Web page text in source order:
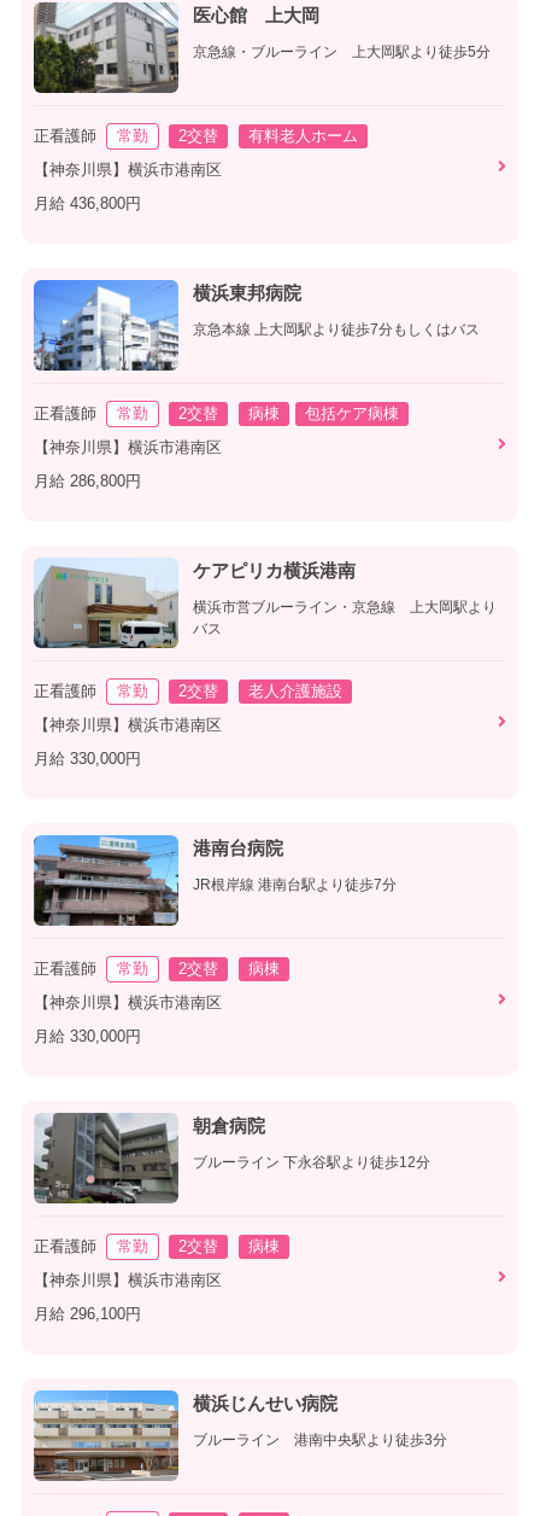
医心館 上大岡
京急線・ブルーライン 上大岡駅より徒歩5分
正看護師 常勤 2交替
有料老人ホーム
【神奈川県】横浜市港南区
月給 436,800円
横浜東邦病院
京急本線 上大岡駅より徒歩7分もしくはバス
正看護師 常勤 2交替 病棟
包括ケア病棟
【神奈川県】横浜市港南区
月給 286,800円
ケアピリカ横浜港南
横浜市営ブルーライン・京急線 上大岡駅より
バス
正看護師 常勤 2交替
老人介護施設
【神奈川県】横浜市港南区
月給 330,000円
港南台病院
JR根岸線 港南台駅より徒歩7分
正看護師 常勤 2交替
病棟
【神奈川県】横浜市港南区
月給 330,000円
朝倉病院
ブルーライン 下永谷駅より徒歩12分
正看護師 常勤 2交替
病棟
【神奈川県】横浜市港南区
月給 296,100円
横浜じんせい病院
ブルーライン 港南中央駅より徒歩3分